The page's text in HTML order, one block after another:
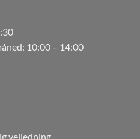
10:00 – 14:00
vejledning